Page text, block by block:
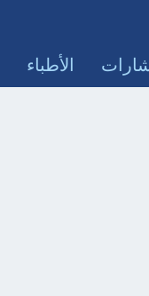
الأطباء